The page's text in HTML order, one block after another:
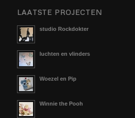
LAATSTE PROJECTEN
studio Rockdokter
luchten en vlinders
Woezel en Pip
Winnie the Pooh